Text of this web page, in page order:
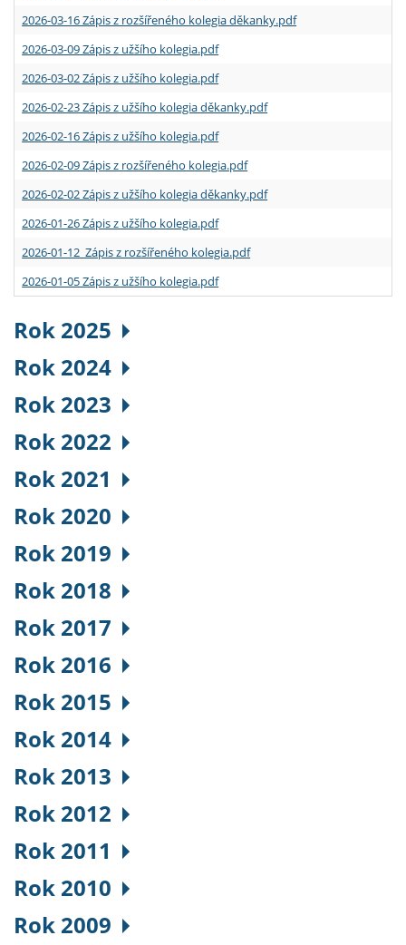
2026-03-16 Zápis z rozšířeného kolegia děkanky.pdf
2026-03-09 Zápis z užšího kolegia.pdf
2026-03-02 Zápis z užšího kolegia.pdf
2026-02-23 Zápis z užšího kolegia děkanky.pdf
2026-02-16 Zápis z užšího kolegia.pdf
2026-02-09 Zápis z rozšířeného kolegia.pdf
2026-02-02 Zápis z užšího kolegia děkanky.pdf
2026-01-26 Zápis z užšího kolegia.pdf
2026-01-12 Zápis z rozšířeného kolegia.pdf
2026-01-05 Zápis z užšího kolegia.pdf
Rok 2025
Rok 2024
Rok 2023
Rok 2022
Rok 2021
Rok 2020
Rok 2019
Rok 2018
Rok 2017
Rok 2016
Rok 2015
Rok 2014
Rok 2013
Rok 2012
Rok 2011
Rok 2010
Rok 2009